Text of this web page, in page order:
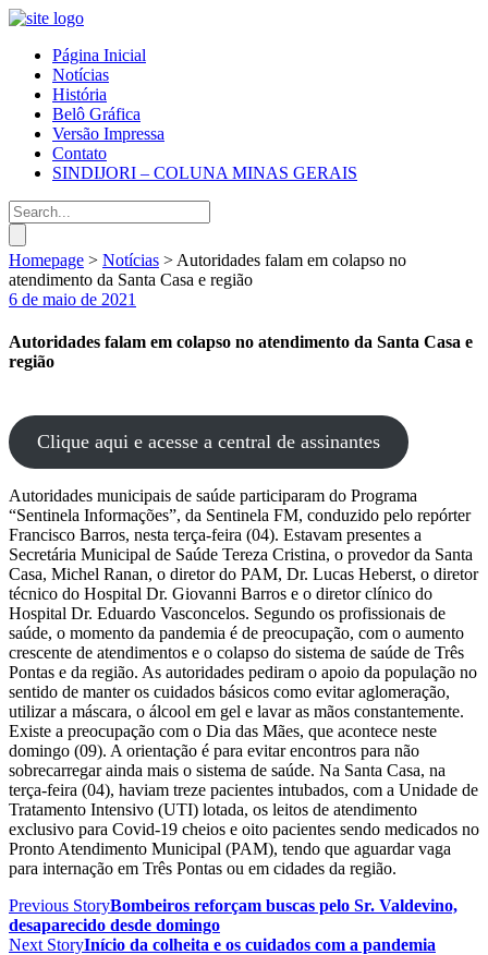
Página Inicial
Notícias
História
Belô Gráfica
Versão Impressa
Contato
SINDIJORI – COLUNA MINAS GERAIS
Homepage > Notícias > Autoridades falam em colapso no
atendimento da Santa Casa e região
6 de maio de 2021
Autoridades falam em colapso no atendimento da Santa Casa e
região
Clique aqui e acesse a central de assinantes
Autoridades municipais de saúde participaram do Programa
“Sentinela Informações”, da Sentinela FM, conduzido pelo repórter
Francisco Barros, nesta terça-feira (04). Estavam presentes a
Secretária Municipal de Saúde Tereza Cristina, o provedor da Santa
Casa, Michel Ranan, o diretor do PAM, Dr. Lucas Heberst, o diretor
técnico do Hospital Dr. Giovanni Barros e o diretor clínico do
Hospital Dr. Eduardo Vasconcelos. Segundo os profissionais de
saúde, o momento da pandemia é de preocupação, com o aumento
crescente de atendimentos e o colapso do sistema de saúde de Três
Pontas e da região. As autoridades pediram o apoio da população no
sentido de manter os cuidados básicos como evitar aglomeração,
utilizar a máscara, o álcool em gel e lavar as mãos constantemente.
Existe a preocupação com o Dia das Mães, que acontece neste
domingo (09). A orientação é para evitar encontros para não
sobrecarregar ainda mais o sistema de saúde. Na Santa Casa, na
terça-feira (04), haviam treze pacientes intubados, com a Unidade de
Tratamento Intensivo (UTI) lotada, os leitos de atendimento
exclusivo para Covid-19 cheios e oito pacientes sendo medicados no
Pronto Atendimento Municipal (PAM), tendo que aguardar vaga
para internação em Três Pontas ou em cidades da região.
Previous StoryBombeiros reforçam buscas pelo Sr. Valdevino,
desaparecido desde domingo
Next StoryInício da colheita e os cuidados com a pandemia